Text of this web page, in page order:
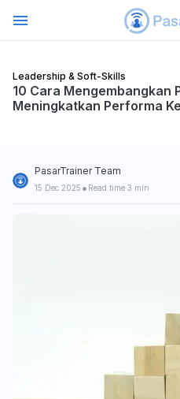
Leadership & Soft-Skills
10 Cara Mengembangkan
Meningkatkan Performa
PasarTrainer Team
15 Dec 2025 • Read time 3 min